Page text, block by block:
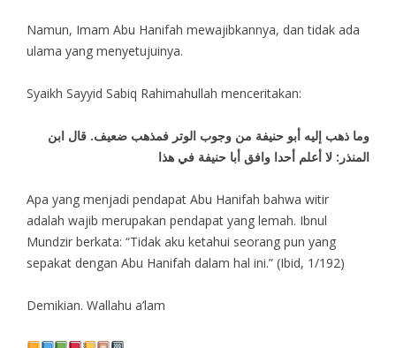
Namun, Imam Abu Hanifah mewajibkannya, dan tidak ada
ulama yang menyetujuinya.
Syaikh Sayyid Sabiq Rahimahullah menceritakan:
وما ذهب إليه أبو حنيفة من وجوب الوتر فمذهب ضعيف. قال ابن
المنذر: لا أعلم أحدا وافق أبا حنيفة في هذا
Apa yang menjadi pendapat Abu Hanifah bahwa witir
adalah wajib merupakan pendapat yang lemah. Ibnul
Mundzir berkata: “Tidak aku ketahui seorang pun yang
sepakat dengan Abu Hanifah dalam hal ini.” (Ibid, 1/192)
Demikian. Wallahu a’lam